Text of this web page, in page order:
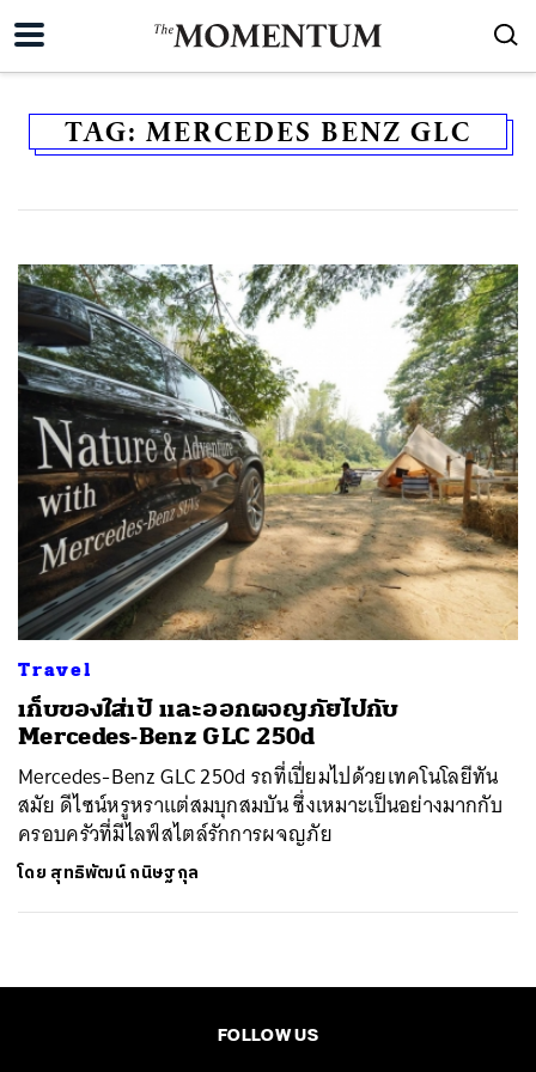
TAG: MERCEDES BENZ GLC
Travel
เก็บของใส่เป้ และออกผจญภัยไปกับ
Mercedes-Benz GLC 250d
Mercedes-Benz GLC 250d รถที่เปี่ยมไปด้วยเทคโนโลยีทัน
สมัย ดีไซน์หรูหราแต่สมบุกสมบัน ซึ่งเหมาะเป็นอย่างมากกับ
ครอบครัวที่มีไลฟ์สไตล์รักการผจญภัย
โดย สุทธิพัฒน์ กนิษฐกุล
FOLLOW US
ค้นหา
SHARE TWEET LINE EMAIL